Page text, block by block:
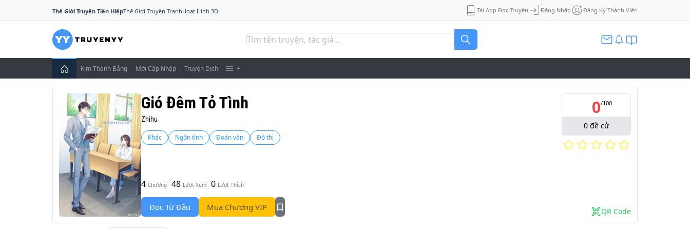
Thế Giới Truyện Tiên HiệpThế Giới Truyện TranhHoạt Hình 3D Tải App Đọc Truyện Đăng Nhập Đăng Ký Thành Viên
Kim Thánh Bảng Mới Cập Nhập Truyện Dịch
Gió Đêm Tỏ Tình
Zhihu
Khác Ngôn tình Đoản văn Đô thị
4 Chương 48 Lượt Xem 0 Lượt Thích
Đọc Từ Đầu Mua Chương VIP
0/100
0 đề cử
QR Code